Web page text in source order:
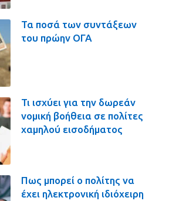
Τα ποσά των συντάξεων
του πρώην ΟΓΑ
Τι ισχύει για την δωρεάν
νομική βοήθεια σε πολίτες
χαμηλού εισοδήματος
Πως μπορεί ο πολίτης να
έχει ηλεκτρονική ιδιόχειρη